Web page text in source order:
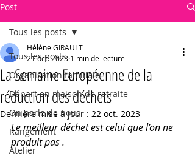
Post
Tous les posts
Organisation familiale
Départ en maison de retraite
On parle de nous.
Rangement
Atelier
Tous les posts
La Semaine Européenne de la
réduction des déchets
Hélène GIRAULT
21 oct. 2023 1 min de lecture
Dernière mise à jour : 22 oct. 2023
Le meilleur déchet est celui que l’on ne
produit pas .